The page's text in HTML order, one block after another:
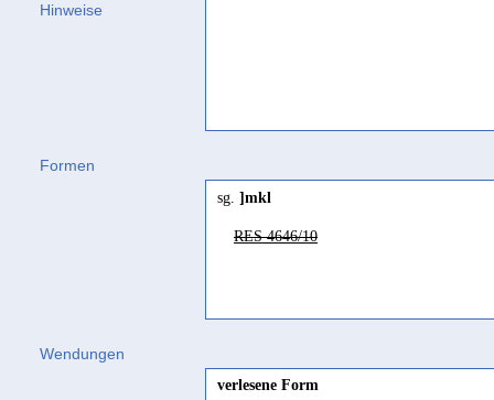
Hinweise
Formen
sg. ]mkl
RES 4646/10
Wendungen
verlesene Form